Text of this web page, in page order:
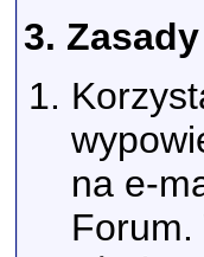
3.
na e-